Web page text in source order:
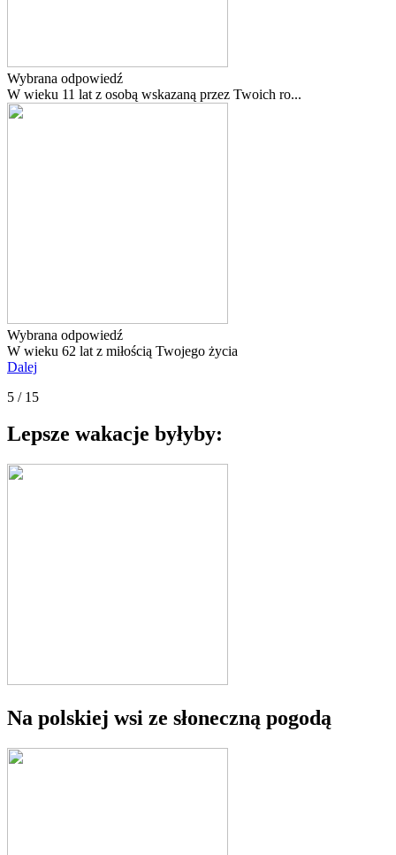
Wybrana odpowiedź
W wieku 11 lat z osobą wskazaną przez Twoich ro...
Wybrana odpowiedź
W wieku 62 lat z miłością Twojego życia
Dalej
5 / 15
Lepsze wakacje byłyby:
Na polskiej wsi ze słoneczną pogodą